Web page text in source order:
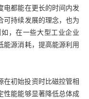
电都能在更长的时间内发
可持续发展的理念，也为
，在一些大型工业企业
能源消耗，提高能源利用
在初始投资时比磁控管相
性能能够显著降低总体成